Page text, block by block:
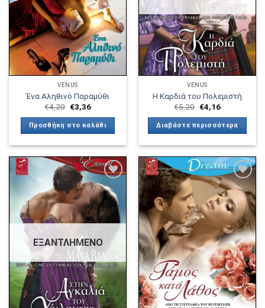
VENUS
Ένα Αληθινό Παραμύθι
€4,20 €3,36
Προσθήκη στο καλάθι
VENUS
Η Καρδιά του Πολεμιστή
€5,20 €4,16
Διαβάστε περισσότερα
Πρόσθήκη
στην λίστα
επιθυμιών
ΕΞΑΝΤΛΗΜΈΝΟ
Πρόσθήκη
στην λίστα
επιθυμιών